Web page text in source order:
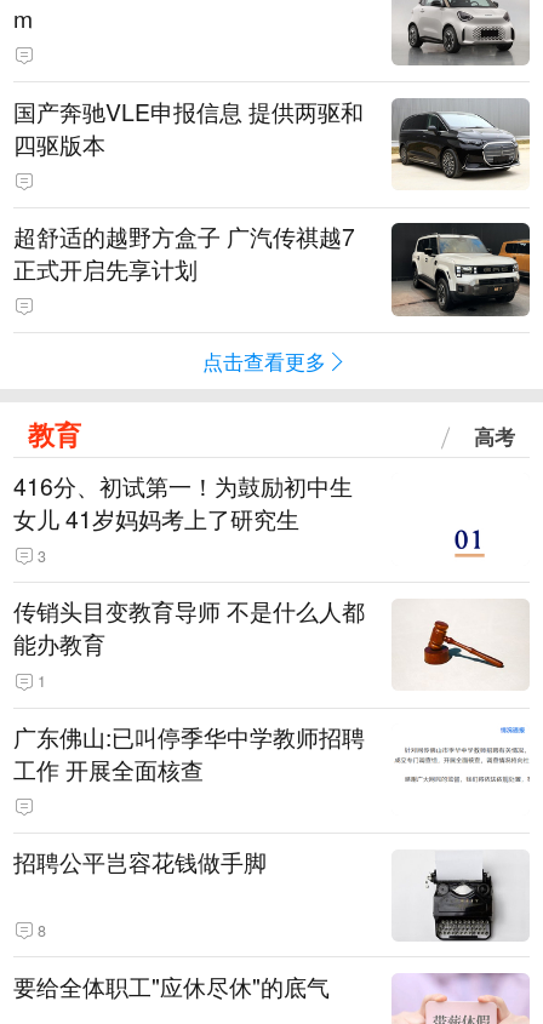
m
国产奔驰VLE申报信息 提供两驱和
四驱版本
超舒适的越野方盒子 广汽传祺越7
正式开启先享计划
点击查看更多
教育 高考
416分、初试第一！为鼓励初中生
女儿 41岁妈妈考上了研究生
3
传销头目变教育导师 不是什么人都
能办教育
1
广东佛山:已叫停季华中学教师招聘
工作 开展全面核查
招聘公平岂容花钱做手脚
8
要给全体职工"应休尽休"的底气